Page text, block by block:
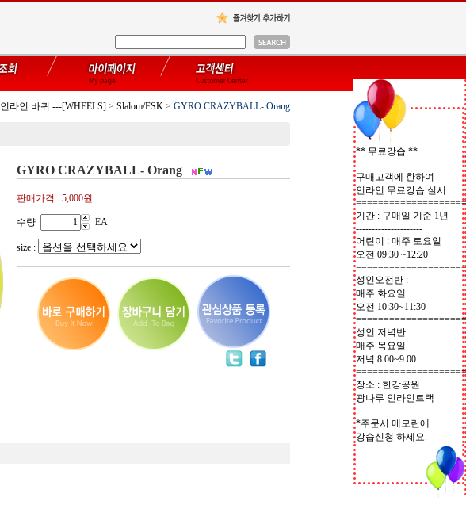
인라인 바퀴 ---[WHEELS] > Slalom/FSK > GYRO CRAZYBALL- Orang
GYRO CRAZYBALL- Orang
판매가격 : 5,000원
수량 EA
size :
** 무료강습 **
구매고객에 한하여
인라인 무료강습 실시
기간 : 구매일 기준 1년
---------------------
어린이 : 매주 토요일
오전 09:30 ~12:20
성인오전반 :
매주 화요일
오전 10:30~11:30
성인 저녁반
매주 목요일
저녁 8:00~9:00
장소 : 한강공원
광나루 인라인트랙
*주문시 메모란에
강습신청 하세요.